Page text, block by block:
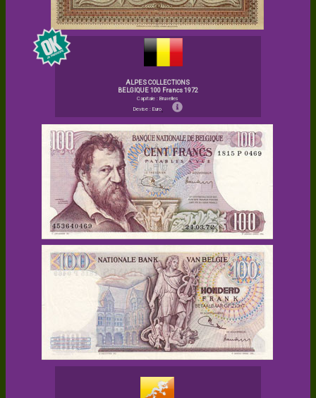
ALPES COLLECTIONS
BELGIQUE 100 Francs 1972
Capitale : Bruxelles
Devise : Euro